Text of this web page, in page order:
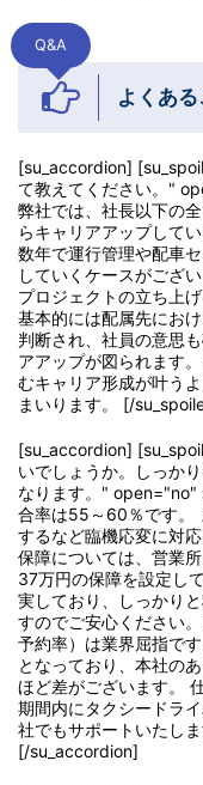
Q&A
よくある
[su_accordion]
て教えてください。"
弊社では、社長以下の
らキャリアアップして
数年で運行管理や配車
していくケースがござ
プロジェクトの立ち上
基本的には配属先にお
判断され、社員の意思
アアップが図られます
むキャリア形成が叶う
まいります。 [/
[su_accordion]
いでしょうか。しっか
なります。"
合率は55～60％です。
するなど臨機応変に対
保障については、営業
37万円の保障を設定し
実しており、しっかり
すのでご安心ください
予約率）は業界屈指で
となっており、本社の
ほど差がございます。
期間内にタクシードラ
社でもサポートいたし
[/su_accordion]